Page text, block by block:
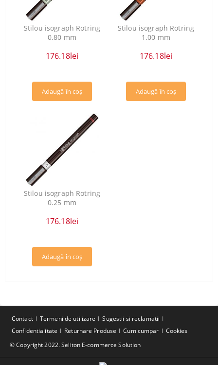
Stilou isograph Rotring
0.80 mm
176.18lei
Stilou isograph Rotring
1.00 mm
176.18lei
Stilou isograph Rotring
0.25 mm
176.18lei
© Copyright 2022. Seliton E-commerce Solution
Contact Termeni de utilizare
Sugestii si reclamatii
Confidentialitate
Returnare Produse Cum cumpar Cookies